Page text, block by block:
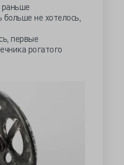
раньше
не хотелось,
первые
рогатого